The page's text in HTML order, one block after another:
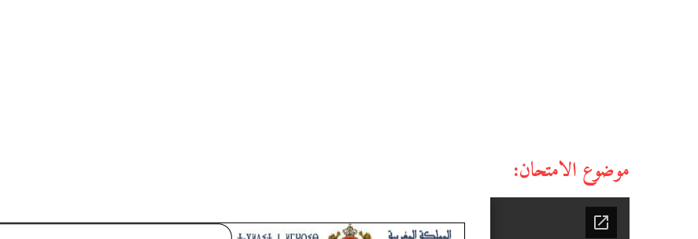
موضوع الامتحان: